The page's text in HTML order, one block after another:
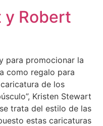
y Robert
para promocionar la
como regalo para
de los
Kristen Stewart
trata del estilo de las
estas caricaturas